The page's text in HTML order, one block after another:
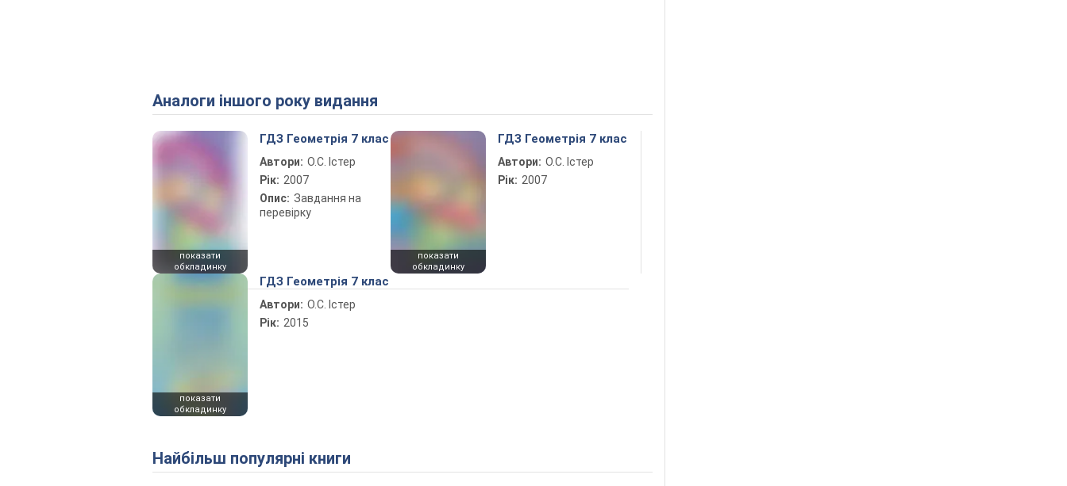
Аналоги іншого року видання
показати
обкладинку
ГДЗ Геометрія 7 клас
Автори: О.С. Істер
Рік: 2007
Опис: Завдання на
перевірку
показати
обкладинку
ГДЗ Геометрія 7 клас
Автори: О.С. Істер
Рік: 2007
показати
обкладинку
ГДЗ Геометрія 7 клас
Автори: О.С. Істер
Рік: 2015
Найбільш популярні книги